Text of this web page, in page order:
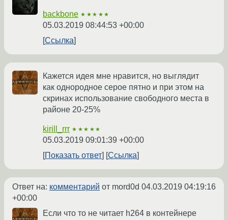
backbone ★★★★★
05.03.2019 08:44:53 +00:00
Ссылка
Кажется идея мне нравится, но выглядит
как однородное серое пятно и при этом на
скринах использование свободного места в
районе 20-25%
kirill_rrr ★★★★★
05.03.2019 09:01:39 +00:00
Показать ответ
Ссылка
Ответ на: комментарий от mord0d 04.03.2019 04:19:16
+00:00
Если что то не читает h264 в контейнере